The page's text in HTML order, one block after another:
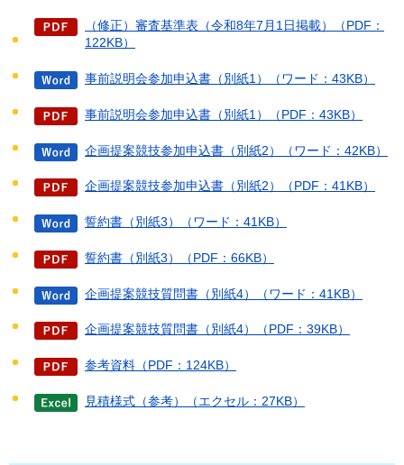
（修正）審査基準表（令和8年7月1日掲載）（PDF：
122KB）
事前説明会参加申込書（別紙1）（ワード：43KB）
事前説明会参加申込書（別紙1）（PDF：43KB）
企画提案競技参加申込書（別紙2）（ワード：42KB）
企画提案競技参加申込書（別紙2）（PDF：41KB）
誓約書（別紙3）（ワード：41KB）
誓約書（別紙3）（PDF：66KB）
企画提案競技質問書（別紙4）（ワード：41KB）
企画提案競技質問書（別紙4）（PDF：39KB）
参考資料（PDF：124KB）
見積様式（参考）（エクセル：27KB）